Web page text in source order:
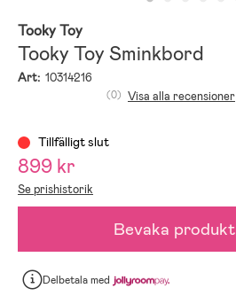
Tooky Toy
Tooky Toy Sminkbord
Art: 10314216
(0) Visa alla recensioner
Tillfälligt slut
899 kr
Se prishistorik
Bevaka produkt
Delbetalamed